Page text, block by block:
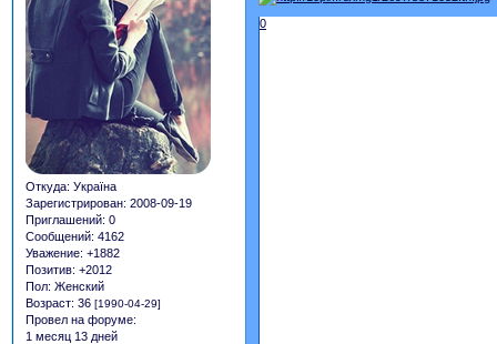
Откуда: Україна
Зарегистрирован: 2008-09-19
Приглашений: 0
Сообщений: 4162
Уважение: +1882
Позитив: +2012
Пол: Женский
Возраст: 36 [1990-04-29]
Провел на форуме:
1 месяц 13 дней
0